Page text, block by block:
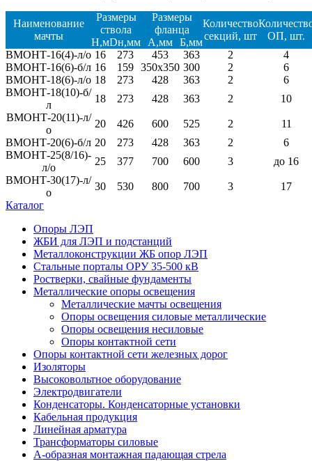
Наименование
мачты
Размеры
ствола
Размеры
фланца
Количество
секций, шт
ОП, шт.
H,мDн,мм A,мм Б,мм
ВМОНТ-16(4)-л/о 16 273 453 363 2
4
ВМОНТ-16(6)-б/л 16 159 350x350 300 2
6
ВМОНТ-18(6)-л/о 18 273 428 363 2
6
ВМОНТ-18(10)-б/
л
18 273 428 363 2
10
ВМОНТ-20(11)-л/
о
20 426 600 525 2
11
ВМОНТ-20(6)-б/л 20 273 428 363 2
6
ВМОНТ-25(8/16)-
л/о
25 377 700 600 3
до 16
ВМОНТ-30(17)-л/
о
30 530 800 700 3
17
Каталог
Опоры ЛЭП
ЖБИ для ЛЭП и подстанций
Металлоконструкции ЖБ опор ЛЭП
Стальные порталы ОРУ 35-500 кВ
Ростверки, свайные фундаменты
Металлические опоры освещения
Металлические мачты освещения
Опоры освещения силовые металлические
Опоры освещения несиловые
Опоры контактной сети
Опоры контактной сети железных дорог
Изоляторы
Высоковольтное оборудование
Электродвигатели
Конденсаторы. Конденсаторные установки
Кабельная продукция
Линейная арматура
Трансформаторы силовые
А-образная монтажная падающая стрела